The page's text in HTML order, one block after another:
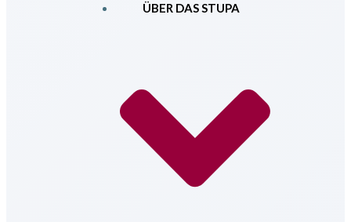
ÜBER DAS STUPA